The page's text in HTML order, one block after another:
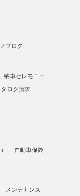
ブログ
納車セレモニー
タログ請求
自動車保険
メンテナンス